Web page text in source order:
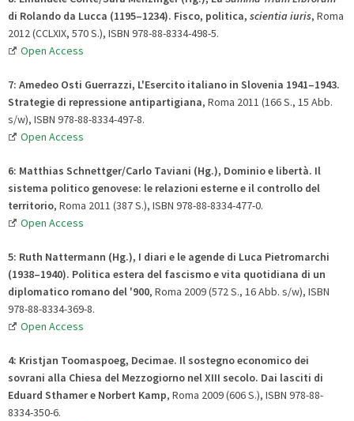
di Rolando da Lucca (1195–1234). Fisco, politica, scientia iuris, Roma
2012 (CCLXIX, 570 S.), ISBN 978-88-8334-498-5.
Open Access
7: Amedeo Osti Guerrazzi, L'Esercito italiano in Slovenia 1941–1943.
Strategie di repressione antipartigiana, Roma 2011 (166 S., 15 Abb.
s/w), ISBN 978-88-8334-497-8.
Open Access
6: Matthias Schnettger/Carlo Taviani (Hg.), Dominio e libertà. Il
sistema politico genovese: le relazioni esterne e il controllo del
territorio, Roma 2011 (387 S.), ISBN 978-88-8334-477-0.
Open Access
5: Ruth Nattermann (Hg.), I diari e le agende di Luca Pietromarchi
(1938–1940). Politica estera del fascismo e vita quotidiana di un
diplomatico romano del '900, Roma 2009 (572 S., 16 Abb. s/w), ISBN
978-88-8334-369-8.
Open Access
4: Kristjan Toomaspoeg, Decimae. Il sostegno economico dei
sovrani alla Chiesa del Mezzogiorno nel XIII secolo. Dai lasciti di
Eduard Sthamer e Norbert Kamp, Roma 2009 (606 S.), ISBN 978-88-
8334-350-6.